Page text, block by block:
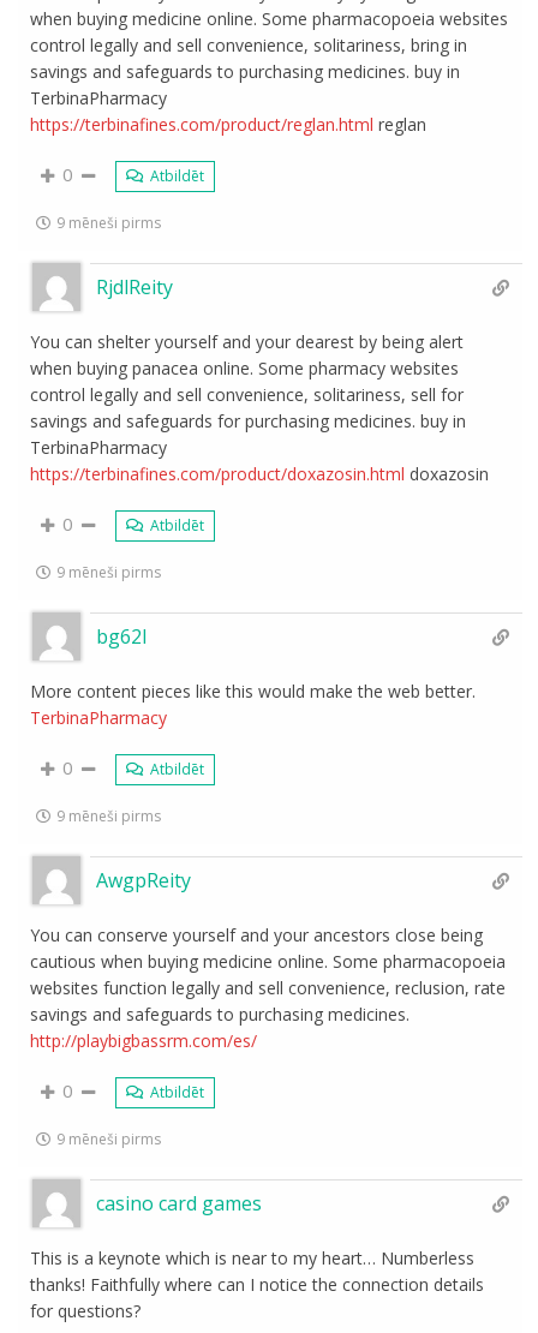
when buying medicine online. Some pharmacopoeia websites
control legally and sell convenience, solitariness, bring in
savings and safeguards to purchasing medicines. buy in
TerbinaPharmacy
https://terbinafines.com/product/reglan.html reglan
0 Atbildēt
9 mēneši pirms
RjdlReity
You can shelter yourself and your dearest by being alert
when buying panacea online. Some pharmacy websites
control legally and sell convenience, solitariness, sell for
savings and safeguards for purchasing medicines. buy in
TerbinaPharmacy
https://terbinafines.com/product/doxazosin.html doxazosin
0 Atbildēt
9 mēneši pirms
bg62l
More content pieces like this would make the web better.
TerbinaPharmacy
0 Atbildēt
9 mēneši pirms
AwgpReity
You can conserve yourself and your ancestors close being
cautious when buying medicine online. Some pharmacopoeia
websites function legally and sell convenience, reclusion, rate
savings and safeguards to purchasing medicines.
http://playbigbassrm.com/es/
0 Atbildēt
9 mēneši pirms
casino card games
This is a keynote which is near to my heart… Numberless
thanks! Faithfully where can I notice the connection details
for questions?